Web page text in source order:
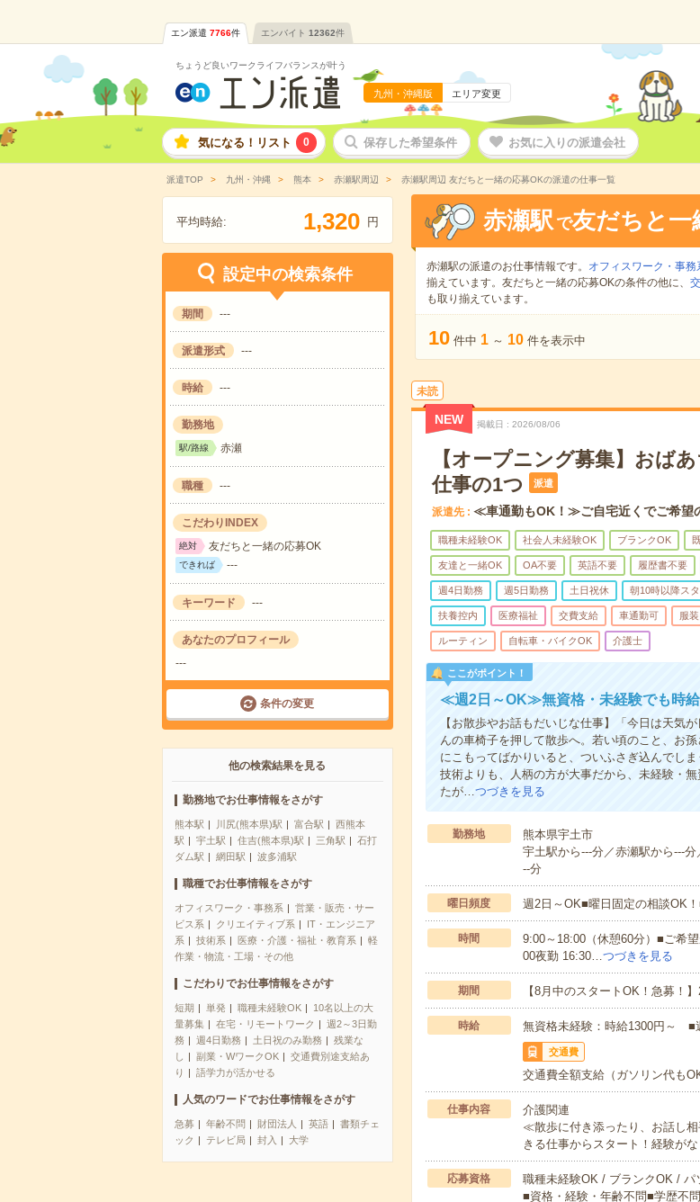
エン派遣 7766件 エンバイト 12362件
ちょうど良いワークライフバランスが叶う
九州・沖縄版 エリア変更
気になる！リスト 0 保存した希望条件 お気に入りの派遣会社
派遣TOP 九州・沖縄 熊本 赤瀬駅周辺 赤瀬駅周辺 友だちと一緒の応募OKの派遣の仕事一覧
平均時給: 1,320 円
設定中の検索条件
期間 ---
派遣形式 ---
時給 ---
勤務地
駅/路線 赤瀬
職種 ---
こだわりINDEX
絶対 友だちと一緒の応募OK
できれば ---
キーワード ---
あなたのプロフィール
---
条件の変更
他の検索結果を見る
勤務地でお仕事情報をさがす
熊本駅 川尻(熊本県)駅 富合駅
西熊本
駅
宇土駅 住吉(熊本県)駅 三角駅
石打
ダム駅
網田駅 波多浦駅
職種でお仕事情報をさがす
オフィスワーク・事務系
営業・販売・サー
ビス系
クリエイティブ系
IT・エンジニア
系
技術系 医療・介護・福祉・教育系
軽
作業・物流・工場・その他
こだわりでお仕事情報をさがす
短期 単発 職種未経験OK
10名以上の大
量募集
在宅・リモートワーク
週2～3日勤
務
週4日勤務 土日祝のみ勤務
残業な
し
副業・WワークOK
交通費別途支給あ
り
語学力が活かせる
人気のワードでお仕事情報をさがす
急募 年齢不問 財団法人 英語
書類チェ
ック
テレビ局 封入 大学
赤瀬駅 で友だちと一
赤瀬駅の派遣のお仕事情報です。 オフィスワーク・事務
揃えています。友だちと一緒の応募OKの条件の他に、
も取り揃えています。
10 件中 1 ～ 10 件を表示中
未読
NEW 掲載日 2026/08/06
【オープニング募集】おば
仕事の1つ
派遣
派遣先 ≪車通勤もOK！≫ご自宅近くでご希望
職種未経験OK 社会人未経験OK ブランクOK
友達と一緒OK OA不要 英語不要 履歴書不要
週4日勤務 週5日勤務 土日祝休 朝10時以降スタ
扶養控内 医療福祉 交費支給 車通勤可 服
ルーティン 自転車・バイクOK 介護士
ここがポイント！
≪週2日～OK≫無資格・未経験でも時給
【お散歩やお話もだいじな仕事】「今日は天気
んの車椅子を押して散歩へ。若い頃のこと、お
にこもってばかりいると、ついふさぎ込んでし
技術よりも、人柄の方が大事だから、未経験・
たが…つづきを見る
勤務地
熊本県宇土市
宇土駅から---分／赤瀬駅から---
--分
曜日頻度 週2日～OK■曜日固定の相談OK
時間
9:00～18:00（休憩60分）■ご希
00夜勤 16:30…つづきを見る
期間 【8月中のスタートOK！急募！
時給 無資格未経験：時給1300円～
交通費
交通費全額支給（ガソリン代もOK
仕事内容
介護関連
≪散歩に付き添ったり、お話し
きる仕事からスタート！経験が
応募資格
職種未経験OK / ブランクOK /
■資格・経験・年齢不問■学歴不